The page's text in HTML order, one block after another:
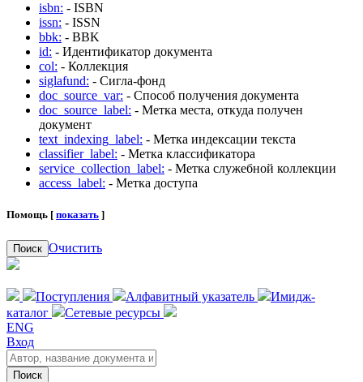
isbn: - ISBN
issn: - ISSN
bbk: - BBK
id: - Идентификатор документа
col: - Коллекция
siglafund: - Сигла-фонд
doc_source_var: - Способ получения документа
doc_source_label: - Метка места, откуда получен
документ
text_indexing_label: - Метка индексации текста
classifier_label: - Метка классификатора
service_collection_label: - Метка служебной коллекции
access_label: - Метка доступа
Помощь [ показать ]
Поиск Очистить
Поступления Алфавитный указатель
Имидж-
каталог
Сетевые ресурсы
ENG
Вход
Поиск